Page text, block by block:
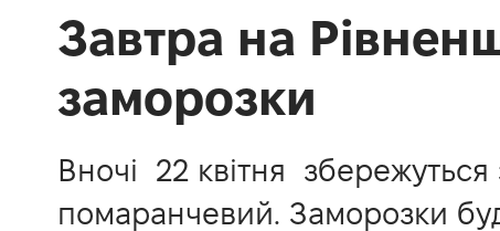
Завтра на
заморозки
Вночі 22 квітня збережуться
помаранчевий. Заморозки